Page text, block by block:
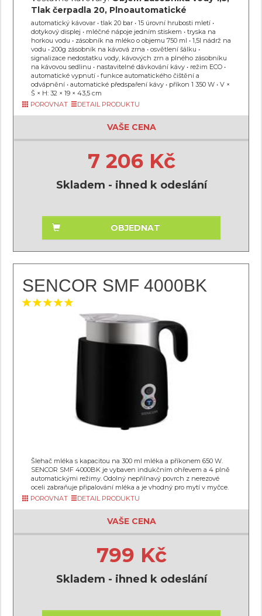
Tlak čerpadla 20, Plnoautomatické
automatický kávovar • tlak 20 bar • 15 úrovní hrubosti mletí •
dotykový displej • mléčné nápoje jedním stiskem • tryska na
horkou vodu • zásobník na mléko o objemu 750 ml • 1,5l nádrž na
vodu • 200g zásobník na kávová zrna • osvětlení šálku •
signalizace nedostatku vody, kávových zrn a plného zásobníku
na kávovou sedlinu • nastavitelné dávkování kávy • režim ECO •
automatické vypnutí • funkce automatického čištění a
odvápnění • automatické předspaření kávy • příkon 1 350 W • V ×
Š × H: 32 × 19 × 43,5 cm
POROVNAT
DETAIL PRODUKTU
VAŠE CENA
7 206 Kč
Skladem - ihned k odeslání
OBJEDNAT
SENCOR SMF 4000BK
Šlehač mléka s kapacitou na 300 ml mléka a příkonem 650 W.
SENCOR SMF 4000BK je vybaven indukčním ohřevem a 4 plně
automatickými režimy. Odolný nepřilnavý povrch z nerezové
oceli zabraňuje připalování mléka a je vhodný pro mytí v myčce.
POROVNAT
DETAIL PRODUKTU
VAŠE CENA
799 Kč
Skladem - ihned k odeslání